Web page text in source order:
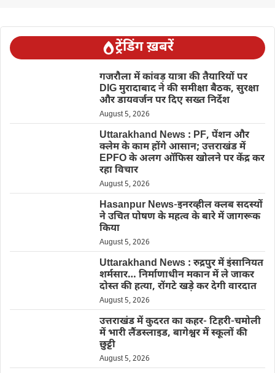
ट्रेंडिंग ख़बरें
गजरौला में कांवड़ यात्रा की तैयारियों पर
DIG मुरादाबाद ने की समीक्षा बैठक, सुरक्षा
और डायवर्जन पर दिए सख्त निर्देश
August 5, 2026
Uttarakhand News : PF, पेंशन और
क्लेम के काम होंगे आसान; उत्तराखंड में
EPFO के अलग ऑफिस खोलने पर केंद्र कर
रहा विचार
August 5, 2026
Hasanpur News-इनरव्हील क्लब सदस्यों
ने उचित पोषण के महत्व के बारे में जागरूक
किया
August 5, 2026
Uttarakhand News : रुद्रपुर में इंसानियत
शर्मसार… निर्माणाधीन मकान में ले जाकर
दोस्त की हत्या, रोंगटे खड़े कर देगी वारदात
August 5, 2026
उत्तराखंड में कुदरत का कहर- टिहरी-चमोली
में भारी लैंडस्लाइड, बागेश्वर में स्कूलों की
छुट्टी
August 5, 2026